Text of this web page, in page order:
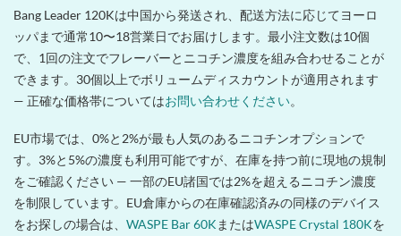
Bang Leader 120Kは中国から発送され、配送方法に応じてヨーロ
ッパまで通常10〜18営業日でお届けします。最小注文数は10個
で、1回の注文でフレーバーとニコチン濃度を組み合わせることが
できます。30個以上でボリュームディスカウントが適用されます
— 正確な価格帯についてはお問い合わせください。
EU市場では、0%と2%が最も人気のあるニコチンオプションで
す。3%と5%の濃度も利用可能ですが、在庫を持つ前に現地の規制
をご確認ください — 一部のEU諸国では2%を超えるニコチン濃度
を制限しています。EU倉庫からの在庫確認済みの同様のデバイス
をお探しの場合は、 WASPE Bar 60K またはWASPE Crystal 180Kを